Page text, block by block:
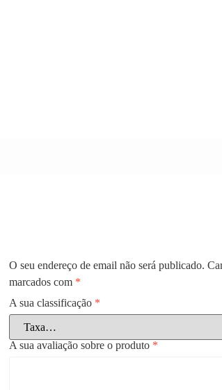
O seu endereço de email não será publicado.
marcados com *
A sua classificação *
A sua avaliação sobre o produto *